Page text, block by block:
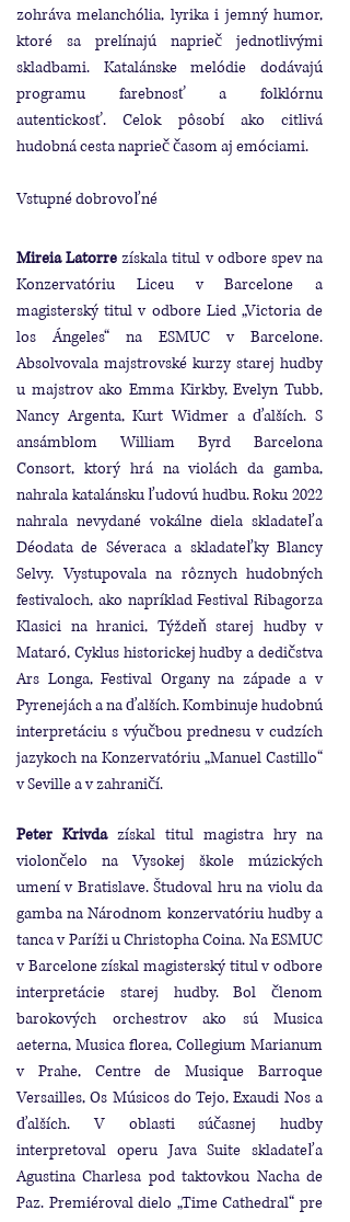
zohráva melanchólia, lyrika i jemný humor,
ktoré sa prelínajú naprieč jednotlivými
skladbami. Katalánske melódie dodávajú
programu farebnosť a folklórnu
autentickosť. Celok pôsobí ako citlivá
hudobná cesta naprieč časom aj emóciami.
Vstupné dobrovoľné
Mireia Latorre získala titul v odbore spev na
Konzervatóriu Liceu v Barcelone a
magisterský titul v odbore Lied „Victoria de
los Ángeles“ na ESMUC v Barcelone.
Absolvovala majstrovské kurzy starej hudby
u majstrov ako Emma Kirkby, Evelyn Tubb,
Nancy Argenta, Kurt Widmer a ďalších. S
ansámblom William Byrd Barcelona
Consort, ktorý hrá na violách da gamba,
nahrala katalánsku ľudovú hudbu. Roku 2022
nahrala nevydané vokálne diela skladateľa
Déodata de Séveraca a skladateľky Blancy
Selvy. Vystupovala na rôznych hudobných
festivaloch, ako napríklad Festival Ribagorza
Klasici na hranici, Týždeň starej hudby v
Mataró, Cyklus historickej hudby a dedičstva
Ars Longa, Festival Organy na západe a v
Pyrenejách a na ďalších. Kombinuje hudobnú
interpretáciu s výučbou prednesu v cudzích
jazykoch na Konzervatóriu „Manuel Castillo“
v Seville a v zahraničí.
Peter Krivdazískal titul magistra hry na
violončelo na Vysokej škole múzických
umení v Bratislave. Študoval hru na violu da
gamba na Národnom konzervatóriu hudby a
tanca v Paríži u Christopha Coina. Na ESMUC
v Barcelone získal magisterský titul v odbore
interpretácie starej hudby. Bol členom
barokových orchestrov ako sú Musica
aeterna, Musica florea, Collegium Marianum
v Prahe, Centre de Musique Barroque
Versailles, Os Músicos do Tejo, Exaudi Nos a
ďalších. V oblasti súčasnej hudby
interpretoval operu Java Suite skladateľa
Agustina Charlesa pod taktovkou Nacha de
Paz. Premiéroval dielo „Time Cathedral“ pre